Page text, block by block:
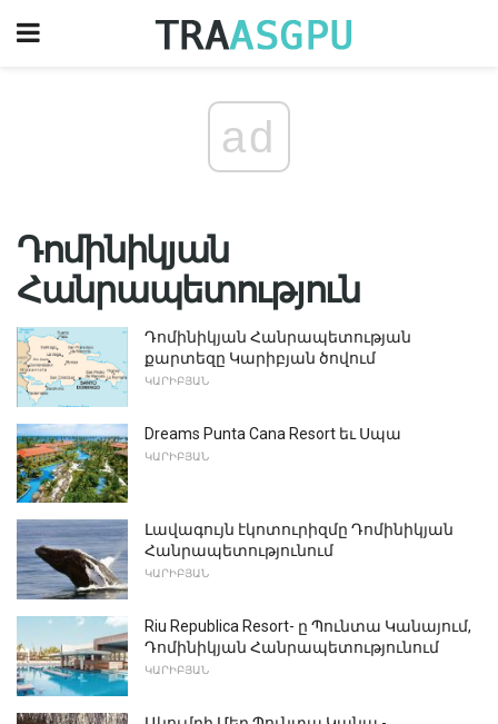
ad
Դոմինիկյան
Հանրապետություն
Դոմինիկյան Հանրապետության
քարտեզը Կարիբյան ծովում
ԿԱՐԻԲՅԱՆ
Dreams Punta Cana Resort եւ Սպա
ԿԱՐԻԲՅԱՆ
Լավագույն էկոտուրիզմը Դոմինիկյան
Հանրապետությունում
ԿԱՐԻԲՅԱՆ
Riu Republica Resort- ը Պունտա Կանայում,
Դոմինիկյան Հանրապետությունում
ԿԱՐԻԲՅԱՆ